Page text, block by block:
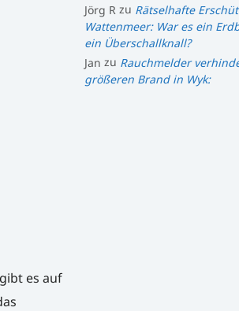
es auf
Jörg R zu Rätselhafte
Wattenmeer: War es ein
ein Überschallknall?
Jan zu Rauchmelder
größeren Brand in Wyk: